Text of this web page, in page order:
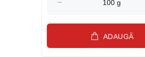
ADAUGĂ